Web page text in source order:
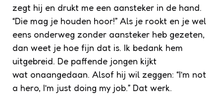
zegt hij en drukt me een aansteker in de hand.
“Die mag je houden hoor!” Als je rookt en je wel
eens onderweg zonder aansteker heb gezeten,
dan weet je hoe fijn dat is. Ik bedank hem
uitgebreid. De paffende jongen kijkt
wat onaangedaan. Alsof hij wil zeggen: “I’m not
a hero, I’m just doing my job.” Dat werk.